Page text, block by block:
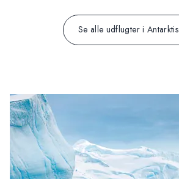
Se alle udflugter i Antarktis